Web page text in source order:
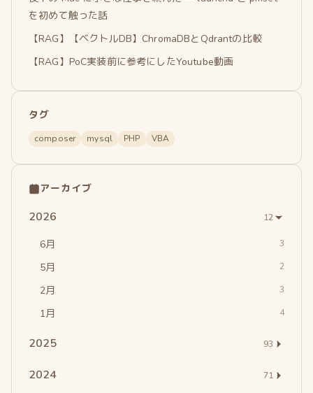
を初めて触った話
【RAG】【ベクトルDB】ChromaDBとQdrantの比較
【RAG】PoC実装前に参考にしたYoutube動画
タグ
composer mysql PHP VBA
アーカイブ
2026 12
6月 3
5月 2
2月 3
1月 4
2025 93
2024 71